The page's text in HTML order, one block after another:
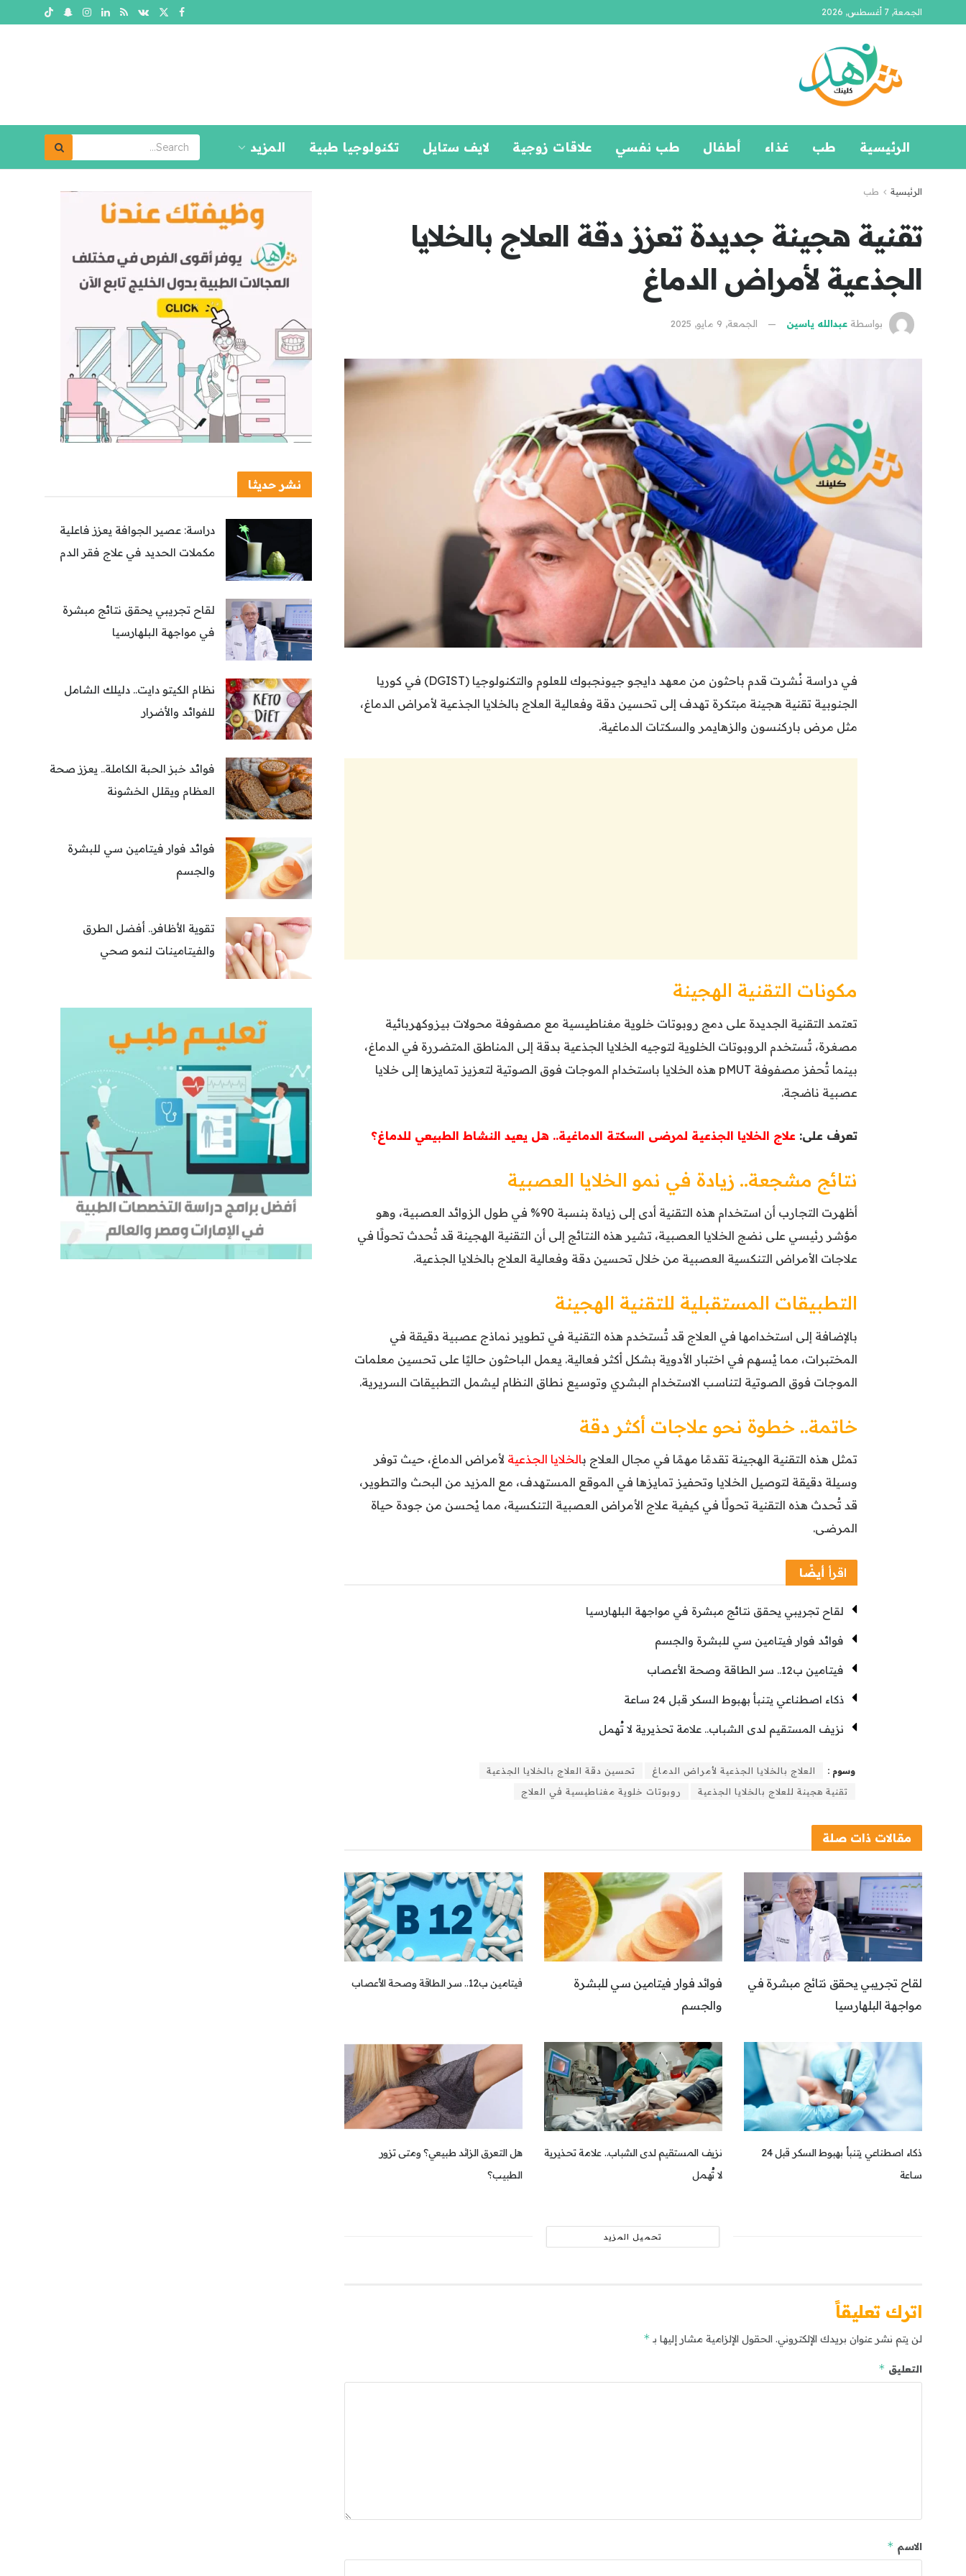
الجمعة, 7 أغسطس, 2026
الرئيسية طب غذاء أطفال طب نفسي علاقات زوجية لايف ستايل تكنولوجيا طبية المزيد
الرئيسية طب
تقنية هجينة جديدة تعزز دقة العلاج بالخلايا
الجذعية لأمراض الدماغ
بواسطةعبدالله ياسين الجمعة, 9 مايو, 2025
في دراسة نُشرت قدم باحثون من معهد دايجو جيونجبوك للعلوم والتكنولوجيا (DGIST) في كوريا
الجنوبية تقنية هجينة مبتكرة تهدف إلى تحسين دقة وفعالية العلاج بالخلايا الجذعية لأمراض الدماغ،
مثل مرض باركنسون والزهايمر والسكتات الدماغية.
مكونات التقنية الهجينة
تعتمد التقنية الجديدة على دمج روبوتات خلوية مغناطيسية مع مصفوفة محولات بيزوكهربائية
مصغرة، تُستخدم الروبوتات الخلوية لتوجيه الخلايا الجذعية بدقة إلى المناطق المتضررة في الدماغ،
بينما تُحفز مصفوفة pMUT هذه الخلايا باستخدام الموجات فوق الصوتية لتعزيز تمايزها إلى خلايا
عصبية ناضجة.
تعرف على: علاج الخلايا الجذعية لمرضى السكتة الدماغية.. هل يعيد النشاط الطبيعي للدماغ؟
نتائج مشجعة.. زيادة في نمو الخلايا العصبية
أظهرت التجارب أن استخدام هذه التقنية أدى إلى زيادة بنسبة 90% في طول الزوائد العصبية، وهو
مؤشر رئيسي على نضج الخلايا العصبية، تشير هذه النتائج إلى أن التقنية الهجينة قد تُحدث تحولًا في
علاجات الأمراض التنكسية العصبية من خلال تحسين دقة وفعالية العلاج بالخلايا الجذعية.
التطبيقات المستقبلية للتقنية الهجينة
بالإضافة إلى استخدامها في العلاج قد تُستخدم هذه التقنية في تطوير نماذج عصبية دقيقة في
المختبرات، مما يُسهم في اختبار الأدوية بشكل أكثر فعالية. يعمل الباحثون حاليًا على تحسين معلمات
الموجات فوق الصوتية لتناسب الاستخدام البشري وتوسيع نطاق النظام ليشمل التطبيقات السريرية.
خاتمة.. خطوة نحو علاجات أكثر دقة
تمثل هذه التقنية الهجينة تقدمًا مهمًا في مجال العلاج بالخلايا الجذعية لأمراض الدماغ، حيث توفر
وسيلة دقيقة لتوصيل الخلايا وتحفيز تمايزها في الموقع المستهدف، مع المزيد من البحث والتطوير،
قد تُحدث هذه التقنية تحولًا في كيفية علاج الأمراض العصبية التنكسية، مما يُحسن من جودة حياة
المرضى.
اقرأ أيضًا
لقاح تجريبي يحقق نتائج مبشرة في مواجهة البلهارسيا
فوائد فوار فيتامين سي للبشرة والجسم
فيتامين ب12.. سر الطاقة وصحة الأعصاب
ذكاء اصطناعي يتنبأ بهبوط السكر قبل 24 ساعة
نزيف المستقيم لدى الشباب.. علامة تحذيرية لا تُهمل
وسوم : العلاج بالخلايا الجذعية لأمراض الدماغ
تحسين دقة العلاج بالخلايا الجذعية
تقنية هجينة للعلاج بالخلايا الجذعية
روبوتات خلوية مغناطيسية في العلاج
مقالاتذات صلة
لقاح تجريبي يحقق نتائج مبشرة في
مواجهة البلهارسيا
فوائد فوار فيتامين سي للبشرة
والجسم
فيتامين ب12.. سر الطاقة وصحة الأعصاب
ذكاء اصطناعي يتنبأ بهبوط السكر قبل 24
ساعة
نزيف المستقيم لدى الشباب.. علامة تحذيرية
لا تُهمل
هل التعرق الزائد طبيعي؟ ومتى تزور
الطبيب؟
تحميل المزيد
اترك تعليقاً
لن يتم نشر عنوان بريدك الإلكتروني. الحقول الإلزامية مشار إليها بـ *
التعليق *
الاسم *
نشر حديثا
دراسة: عصير الجوافة يعزز فاعلية
مكملات الحديد في علاج فقر الدم
لقاح تجريبي يحقق نتائج مبشرة
في مواجهة البلهارسيا
نظام الكيتو دايت.. دليلك الشامل
للفوائد والأضرار
فوائد خبز الحبة الكاملة.. يعزز صحة
العظام ويقلل الخشونة
فوائد فوار فيتامين سي للبشرة
والجسم
تقوية الأظافر.. أفضل الطرق
والفيتامينات لنمو صحي